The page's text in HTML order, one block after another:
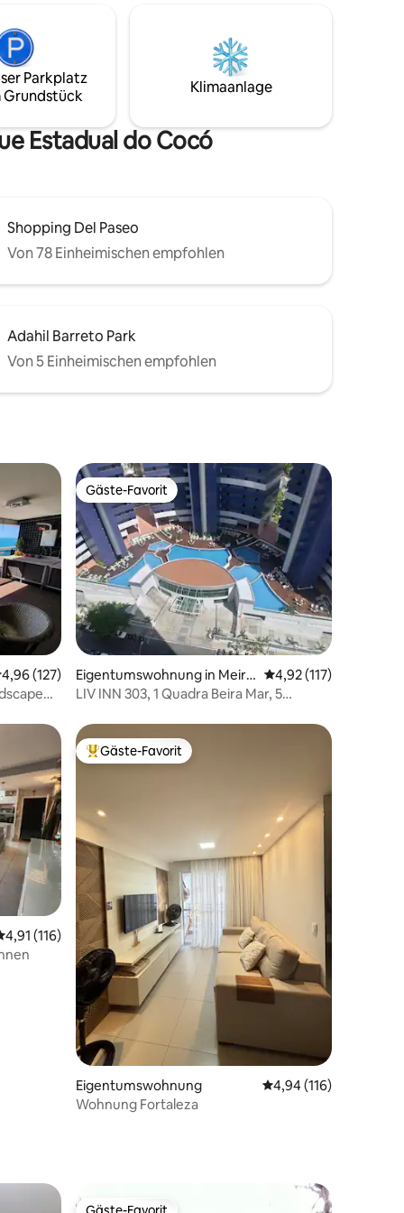
die
WLAN, INTERNET 500 MB UND SMART-
TV IN ALLEN ZIMMERN UND IM
WOHNZIMMER.
➡️alugue_por_season_fortaleza
Parkplatz
Grundstück
Klimaanlage
Estadual do Cocó
Shopping Del Paseo
Von 78 Einheimischen empfohlen
Adahil Barreto Park
Von 5 Einheimischen empfohlen
Bewertungen
Bewertung: 4,96 von 5, 127 Bewertungen
4,96 (127)
Gäste-Favorit
Gäste-Favorit
Eigentumswohnung in Meirel
es
Durchschnittliche
4,92 (117)
LIV INN 303, 1 Quadra Beira Mar, 5
Bewertungen
Bewertung: 4,91 von 5, 116 Bewertungen
4,91 (116)
Beliebter Gäste-Favorit.
Gäste-Favorit
Eigentumswohnung Durchschnittliche
4,94 (116)
Wohnung Fortaleza